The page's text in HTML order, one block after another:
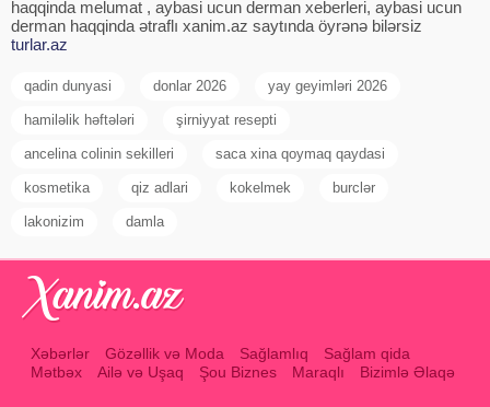
haqqinda melumat , aybasi ucun derman xeberleri, aybasi ucun
derman haqqinda ətraflı xanim.az saytında öyrənə bilərsiz
turlar.az
qadin dunyasi donlar 2026 yay geyimləri 2026
hamiləlik həftələri şirniyyat resepti
ancelina colinin sekilleri saca xina qoymaq qaydasi
kosmetika qiz adlari kokelmek burclər
lakonizim damla
Xəbərlər Gözəllik və Moda Sağlamlıq
Sağlam qida
Mətbəx
Ailə və Uşaq Şou Biznes Maraqlı Bizimlə Əlaqə